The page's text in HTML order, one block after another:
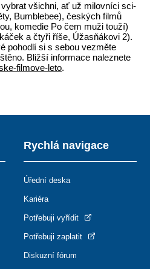
všichni, ať už milovníci sci-
Bumblebee), českých filmů
komedie Po čem muži touží)
a čtyři říše, Úžasňákovi 2).
pohodlí si s sebou vezměte
Bližší informace naleznete
filmove-leto.
Rychlá navigace
Úřední deska
Kariéra
Potřebuji vyřídit
Potřebuji zaplatit
Diskuzní fórum